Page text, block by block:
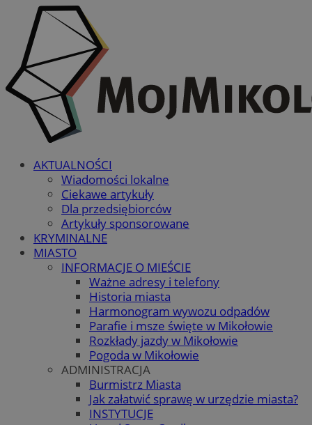
AKTUALNOŚCI
Wiadomości lokalne
Ciekawe artykuły
Dla przedsiębiorców
Artykuły sponsorowane
KRYMINALNE
MIASTO
INFORMACJE O MIEŚCIE
Ważne adresy i telefony
Historia miasta
Harmonogram wywozu odpadów
Parafie i msze święte w Mikołowie
Rozkłady jazdy w Mikołowie
Pogoda w Mikołowie
ADMINISTRACJA
Burmistrz Miasta
Jak załatwić sprawę w urzędzie miasta?
INSTYTUCJE